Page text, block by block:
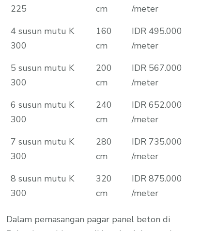
225
cm
/meter
4 susun mutu K
300
160
cm
IDR 495.000
/meter
5 susun mutu K
300
200
cm
IDR 567.000
/meter
6 susun mutu K
300
240
cm
IDR 652.000
/meter
7 susun mutu K
300
280
cm
IDR 735.000
/meter
8 susun mutu K
300
320
cm
IDR 875.000
/meter
Dalam pemasangan pagar panel beton di